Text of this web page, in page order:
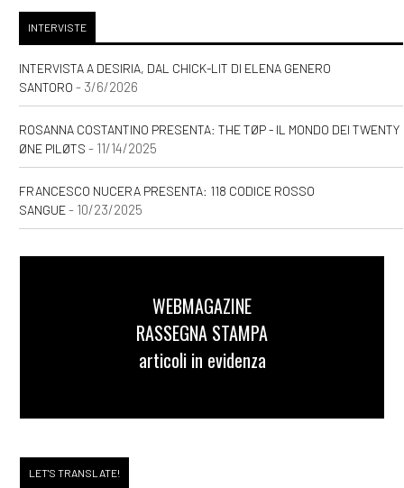
INTERVISTE
INTERVISTA A DESIRIA, DAL CHICK-LIT DI ELENA GENERO
SANTORO - 3/6/2026
ROSANNA COSTANTINO PRESENTA: THE TØP - IL MONDO DEI TWENTY
ØNE PILØTS - 11/14/2025
FRANCESCO NUCERA PRESENTA: 118 CODICE ROSSO
SANGUE- 10/23/2025
WEBMAGAZINE
RASSEGNA STAMPA
articoli in evidenza
LET'S TRANSLATE!